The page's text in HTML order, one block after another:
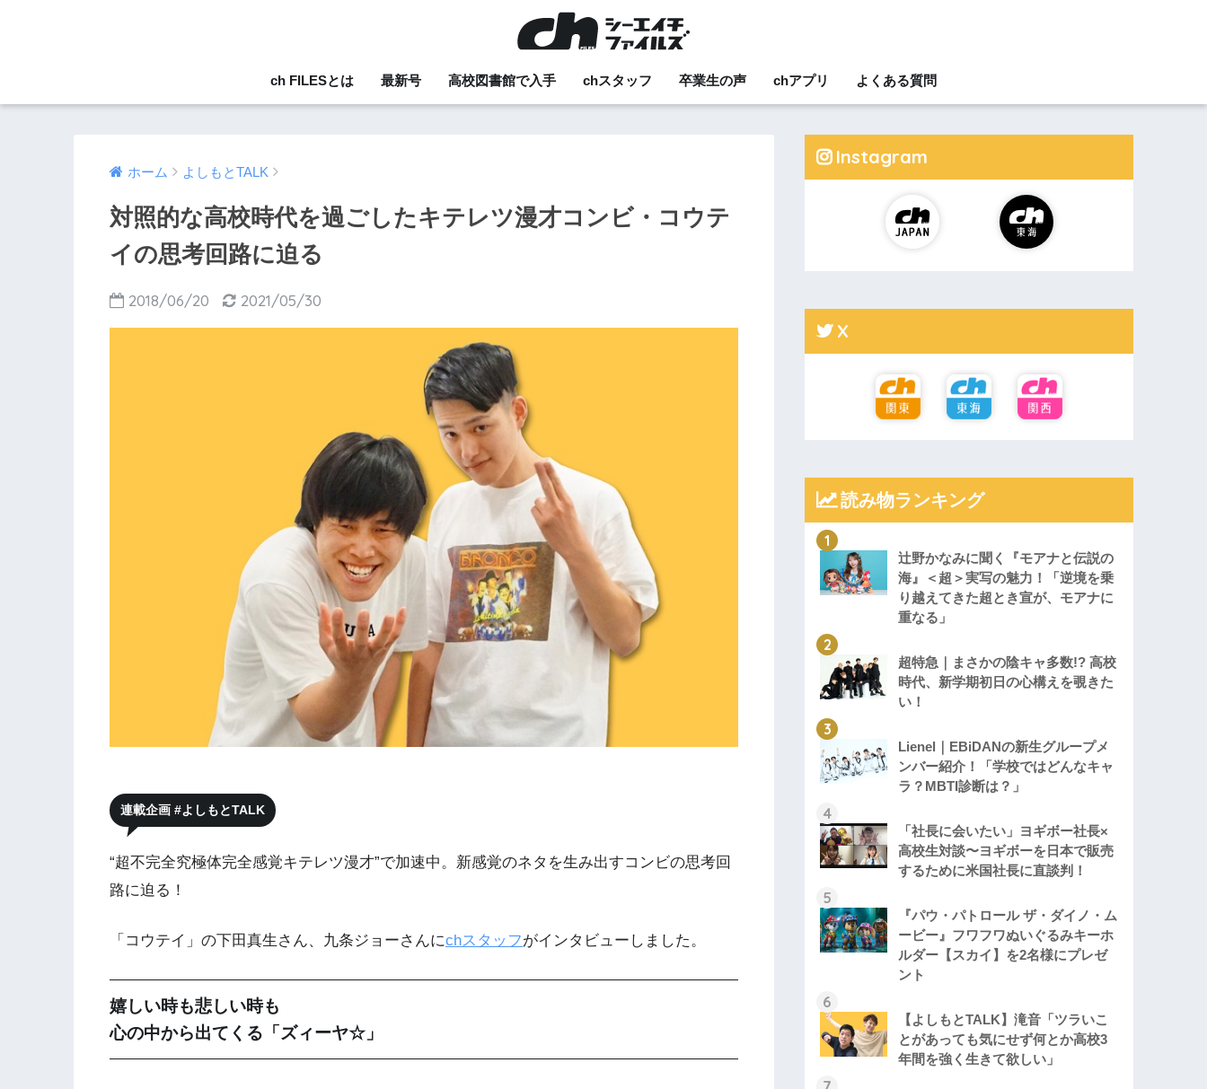
ch FILESとは 最新号 高校図書館で入手 chスタッフ 卒業生の声 chアプリ よくある質問
ホーム よしもとTALK
対照的な高校時代を過ごしたキテレツ漫才コンビ・コウテ
イの思考回路に迫る
2018/06/20 2021/05/30
連載企画 #よしもとTALK
“超不完全究極体完全感覚キテレツ漫才”で加速中。新感覚のネタを生み出すコンビの思考回
路に迫る！
「コウテイ」の下田真生さん、九条ジョーさんにchスタッフがインタビューしました。
嬉しい時も悲しい時も
心の中から出てくる「ズィーヤ☆」
Instagram
X
読み物ランキング
辻野かなみに聞く『モアナと伝説の
海』＜超＞実写の魅力！「逆境を乗
り越えてきた超とき宣が、モアナに
重なる」
超特急｜まさかの陰キャ多数!? 高校
時代、新学期初日の心構えを覗きた
い！
Lienel｜EBiDANの新生グループメ
ンバー紹介！「学校ではどんなキャ
ラ？MBTI診断は？」
「社長に会いたい」ヨギボー社長×
高校生対談〜ヨギボーを日本で販売
するために米国社長に直談判！
『パウ・パトロール ザ・ダイノ・ム
ービー』フワフワぬいぐるみキーホ
ルダー【スカイ】を2名様にプレゼ
ント
【よしもとTALK】滝音「ツラいこ
とがあっても気にせず何とか高校3
年間を強く生きて欲しい」